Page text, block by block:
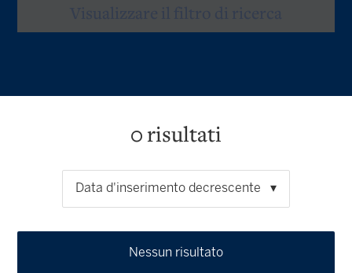
0 risultati
Data d'inserimento decrescente
Nessun risultato